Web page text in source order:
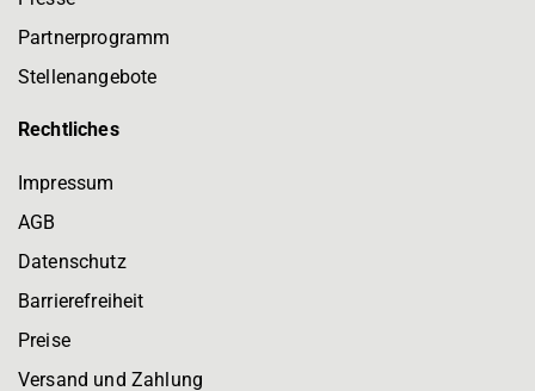
Partnerprogramm
Stellenangebote
Rechtliches
Impressum
AGB
Datenschutz
Barrierefreiheit
Preise
Versand und Zahlung